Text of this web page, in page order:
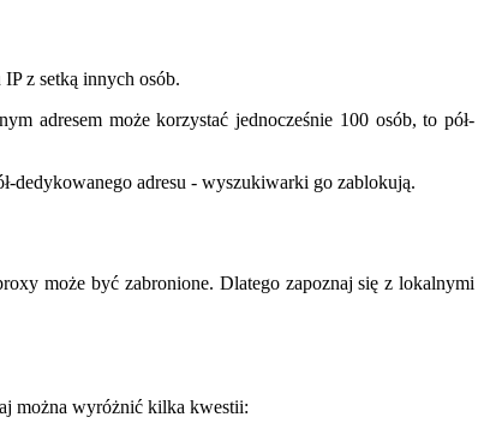
z setką innych osób.
adresem może korzystać jednocześnie 100 osób, to pół-
dedykowanego adresu - wyszukiwarki go zablokują.
może być zabronione. Dlatego zapoznaj się z lokalnymi
można wyróżnić kilka kwestii: